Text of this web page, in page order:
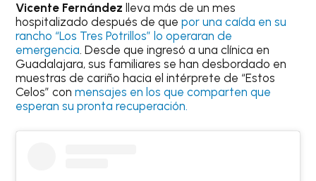
Vicente Fernández lleva más de un mes
hospitalizado después de quepor una caída en su
rancho “Los Tres Potrillos” lo operaran de
emergencia. Desde que ingresó a una clínica en
Guadalajara, sus familiares se han desbordado en
muestras de cariño hacia el intérprete de “Estos
Celos” conmensajes en los que comparten que
esperan su pronta recuperación.